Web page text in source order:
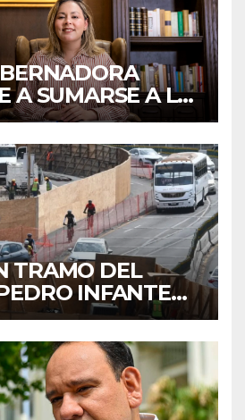
A SUMARSE A LA
DE
6.6 MILLONES
TRAMO DEL
INFANTE
OBRAS
REGRESO A